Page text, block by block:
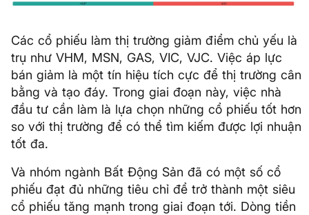
Các cổ phiếu làm thị trường giảm điểm chủ yếu là
trụ như VHM, MSN, GAS, VIC, VJC. Việc áp lực
bán giảm là một tín hiệu tích cực để thị trường cân
bằng và tạo đáy. Trong giai đoạn này, việc nhà
đầu tư cần làm là lựa chọn những cổ phiếu tốt hơn
so với thị trường để có thể tìm kiếm được lợi nhuận
tốt đa.
Và nhóm ngành Bất Động Sản đã có một số cổ
phiếu đạt đủ những tiêu chỉ để trở thành một siêu
cổ phiếu tăng mạnh trong giai đoạn tới. Dòng tiền